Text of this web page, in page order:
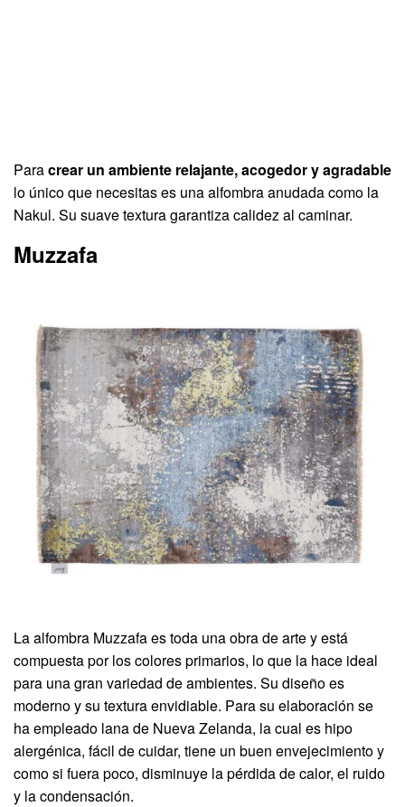
Paracrear un ambiente relajante, acogedor y agradable
lo único que necesitas es una alfombra anudada como la
Nakul. Su suave textura garantiza calidez al caminar.
Muzzafa
La alfombra Muzzafa es toda una obra de arte y está
compuesta por los colores primarios, lo que la hace ideal
para una gran variedad de ambientes. Su diseño es
moderno y su textura envidiable. Para su elaboración se
ha empleado lana de Nueva Zelanda, la cual es hipo
alergénica, fácil de cuidar, tiene un buen envejecimiento y
como si fuera poco, disminuye la pérdida de calor, el ruido
y la condensación.